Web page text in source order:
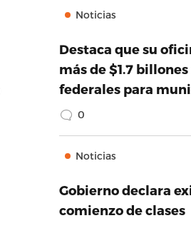
Noticias
Destaca que su
más de $1.7
federales para
0
Noticias
Gobierno declara
comienzo de clases